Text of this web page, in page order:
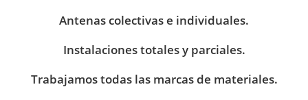
Antenas colectivas e individuales.
Instalaciones totales y parciales.
Trabajamos todas las marcas de materiales.